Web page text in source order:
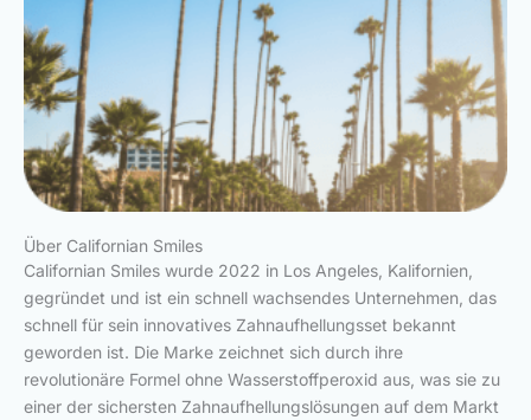
Über Californian Smiles
Californian Smiles wurde 2022 in Los Angeles, Kalifornien,
gegründet und ist ein schnell wachsendes Unternehmen, das
schnell für sein innovatives Zahnaufhellungsset bekannt
geworden ist. Die Marke zeichnet sich durch ihre
revolutionäre Formel ohne Wasserstoffperoxid aus, was sie zu
einer der sichersten Zahnaufhellungslösungen auf dem Markt